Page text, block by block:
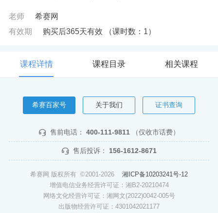
老师
希赛网
有效期
购买后365天有效 （课时数： 1）
课程详情 课程目录 相关课程
希赛百家号 关于我们 证书查询
售前电话： 400-111-9811 （仅收市话费）
售后投诉： 156-1612-8671
希赛网 版权所有 ©2001-2026 湘ICP备10203241号-12
增值电信业务经营许可证：湘B2-20210474
网络文化经营许可证：湘网文(2022)0042-005号
出版物经营许可证：4301042021177